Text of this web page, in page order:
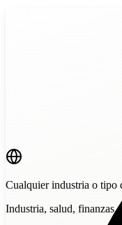
Cualquier industria o tipo
Industria, salud, finanzas,